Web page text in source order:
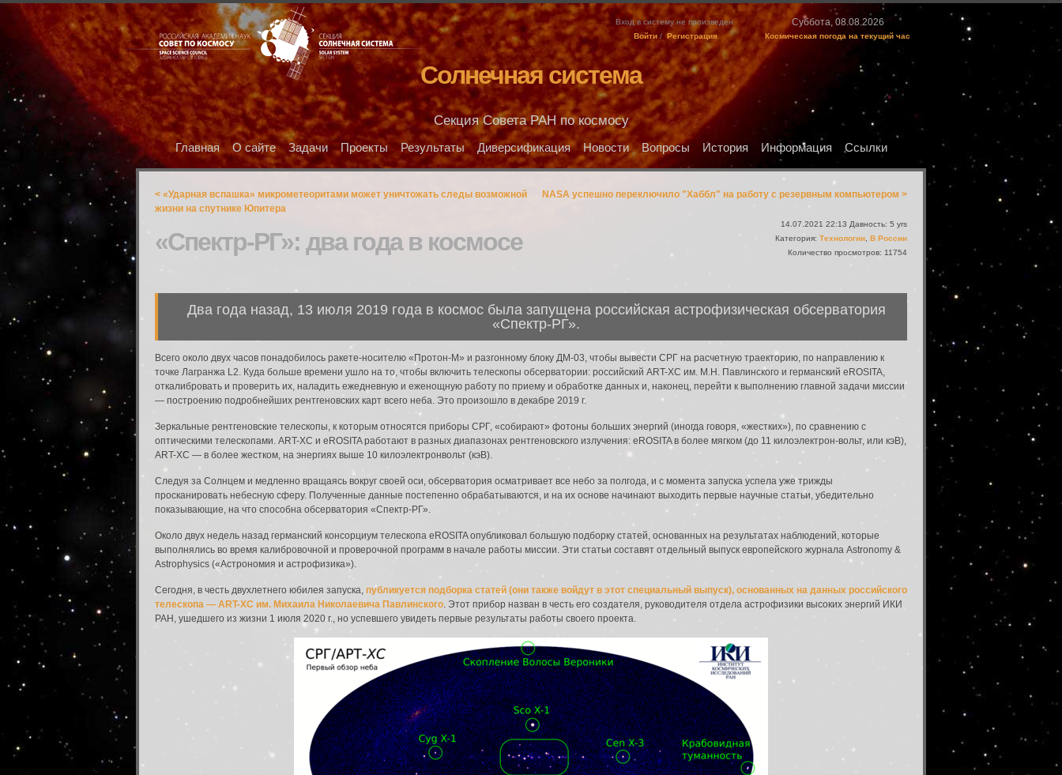
Суббота, 08.08.2026
Космическая погода на текущий час
Вход в систему не произведен
Войти / Регистрация
Солнечная система
Секция Совета РАН по космосу
Главная О сайте Задачи Проекты Результаты Диверсификация Новости Вопросы История Информация Ссылки
NASA успешно переключило "Хаббл" на работу с резервным компьютером >
< «Ударная вспашка» микрометеоритами может уничтожать следы возможной
жизни на спутнике Юпитера
14.07.2021 22:13 Давность: 5 yrs
Категория: Технологии В России
Количество просмотров: 11754
«Спектр-РГ»: два года в космосе
Два года назад, 13 июля 2019 года в космос была запущена российская астрофизическая обсерватория
«Спектр-РГ».
Всего около двух часов понадобилось ракете-носителю «Протон-М» и разгонному блоку ДМ-03, чтобы вывести СРГ на расчетную траекторию, по направлению к
точке Лагранжа L2. Куда больше времени ушло на то, чтобы включить телескопы обсерватории: российский ART-XC им. М.Н. Павлинского и германский eROSITA,
откалибровать и проверить их, наладить ежедневную и еженощную работу по приему и обработке данных и, наконец, перейти к выполнению главной задачи миссии
— построению подробнейших рентгеновских карт всего неба. Это произошло в декабре 2019 г.
Зеркальные рентгеновские телескопы, к которым относятся приборы СРГ, «собирают» фотоны больших энергий (иногда говоря, «жестких»), по сравнению с
оптическими телескопами. ART-XC и eROSITA работают в разных диапазонах рентгеновского излучения: eROSITA в более мягком (до 11 килоэлектрон-вольт, или кэВ),
ART-XC — в более жестком, на энергиях выше 10 килоэлектронвольт (кэВ).
Следуя за Солнцем и медленно вращаясь вокруг своей оси, обсерватория осматривает все небо за полгода, и с момента запуска успела уже трижды
просканировать небесную сферу. Полученные данные постепенно обрабатываются, и на их основе начинают выходить первые научные статьи, убедительно
показывающие, на что способна обсерватория «Спектр-РГ».
Около двух недель назад германский консорциум телескопа eROSITA опубликовал большую подборку статей, основанных на результатах наблюдений, которые
выполнялись во время калибровочной и проверочной программ в начале работы миссии. Эти статьи составят отдельный выпуск европейского журнала Astronomy &
Astrophysics («Астрономия и астрофизика»).
Сегодня, в честь двухлетнего юбилея запуска, публикуется подборка статей (они также войдут в этот специальный выпуск), основанных на данных российского
телескопа — ART-XC им. Михаила Николаевича Павлинского. Этот прибор назван в честь его создателя, руководителя отдела астрофизики высоких энергий ИКИ
РАН, ушедшего из жизни 1 июля 2020 г., но успевшего увидеть первые результаты работы своего проекта.